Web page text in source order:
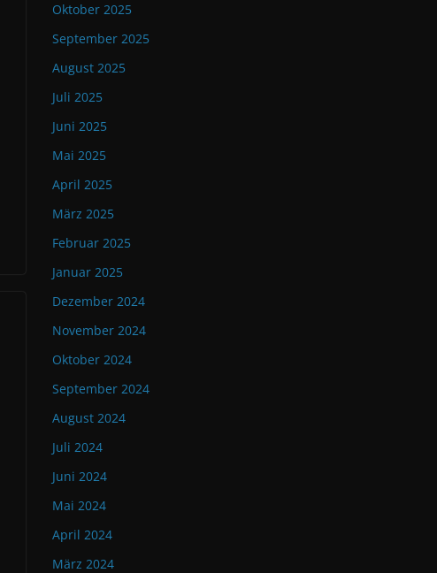
Oktober 2025
September 2025
August 2025
Juli 2025
Juni 2025
Mai 2025
April 2025
März 2025
Februar 2025
Januar 2025
Dezember 2024
November 2024
Oktober 2024
September 2024
August 2024
Juli 2024
Juni 2024
Mai 2024
April 2024
März 2024